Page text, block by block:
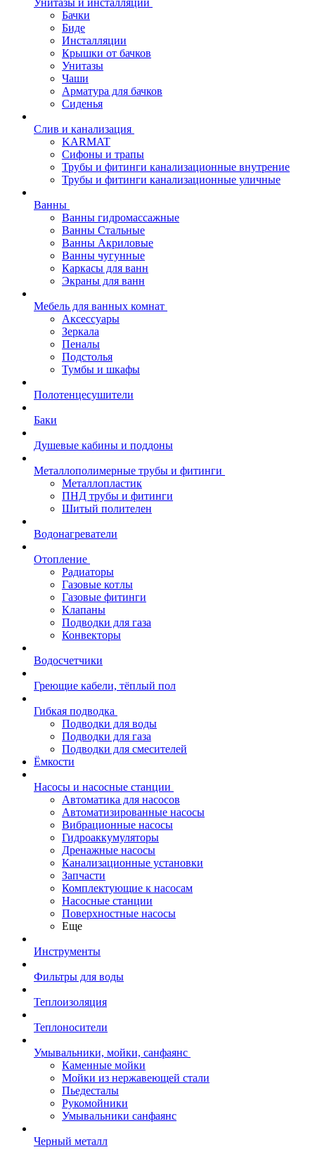
Унитазы и инсталляции
Бачки
Биде
Инсталляции
Крышки от бачков
Унитазы
Чаши
Арматура для бачков
Сиденья
Слив и канализация
KARMAT
Сифоны и трапы
Трубы и фитинги канализационные внутрение
Трубы и фитинги канализационные уличные
Ванны
Ванны гидромассажные
Ванны Стальные
Ванны Акриловые
Ванны чугунные
Каркасы для ванн
Экраны для ванн
Мебель для ванных комнат
Аксессуары
Зеркала
Пеналы
Подстолья
Тумбы и шкафы
Полотенцесушители
Баки
Душевые кабины и поддоны
Металлополимерные трубы и фитинги
Металлопластик
ПНД трубы и фитинги
Шитый полителен
Водонагреватели
Отопление
Радиаторы
Газовые котлы
Газовые фитинги
Клапаны
Подводки для газа
Конвекторы
Водосчетчики
Греющие кабели, тёплый пол
Гибкая подводка
Подводки для воды
Подводки для газа
Подводки для смесителей
Ёмкости
Насосы и насосные станции
Автоматика для насосов
Автоматизированные насосы
Вибрационные насосы
Гидроаккумуляторы
Дренажные насосы
Канализационные установки
Запчасти
Комплектующие к насосам
Насосные станции
Поверхностные насосы
Еще
Инструменты
Фильтры для воды
Теплоизоляция
Теплоносители
Умывальники, мойки, санфаянс
Каменные мойки
Мойки из нержавеющей стали
Пьедесталы
Рукомойники
Умывальники санфаянс
Черный металл